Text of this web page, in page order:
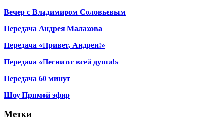
Вечер с Владимиром Соловьевым
Передача Андрея Малахова
Передача «Привет, Андрей!»
Передача «Песни от всей души!»
Передача 60 минут
Шоу Прямой эфир
Метки